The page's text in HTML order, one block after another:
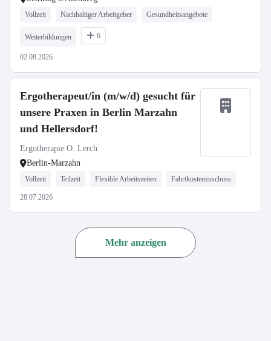
Vollzeit Nachhaltiger Arbeitgeber Gesundheitsangebote
Weiterbildungen 6
02.08.2026
Ergotherapeut/in (m/w/d) gesucht für
unsere Praxen in Berlin Marzahn
und Hellersdorf!
Ergotherapie O. Lerch
Berlin-Marzahn
Vollzeit Teilzeit Flexible Arbeitszeiten Fahrtkostenzuschuss
28.07.2026
Mehr anzeigen